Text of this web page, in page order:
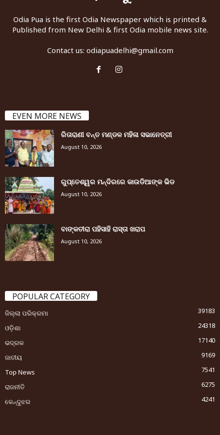
Odia Pua is the first Odia Newspaper which is printed &
Published from New Delhi & first Odia mobile news site.
Contact us: odiapuadelhi@gmail.com
EVEN MORE NEWS
ରିତାରାଣୀ ବନ୍ତ ମଣ୍ଡଳ ମହିଳା ସଭାନେତ୍ରୀ
August 10, 2026
ଗୁପ୍ତେଶ୍ୱର ମନ୍ଦିରରେ କାଉଡିଆଙ୍କ ଭିଡ
August 10, 2026
ବାଙ୍କତୀରା ପହିସାହି ରାସ୍ତା ଖରାପ
August 10, 2026
POPULAR CATEGORY
ଜିଲ୍ଲା ପରିକ୍ରମା
39183
ଓଡ଼ିଶା
24318
ଭଦ୍ରକ
17140
ଜାତୀୟ
9169
Top News
7541
ରାଜନୀତି
6275
କେନ୍ଦୁଝର
4241